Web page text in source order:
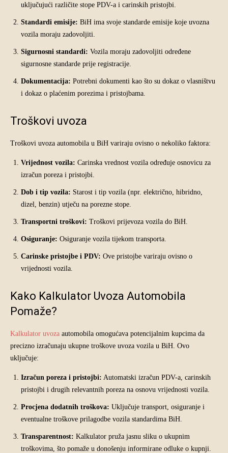
uključujući različite stope PDV-a i carinskih pristojbi.
Standardi emisije: BiH ima svoje standarde emisije koje uvozna
vozila moraju zadovoljiti.
Sigurnosni standardi: Vozila moraju zadovoljiti određene
sigurnosne standarde prije registracije.
Dokumentacija: Potrebni dokumenti kao što su dokaz o vlasništvu
i dokaz o plaćenim porezima i pristojbama.
Troškovi uvoza
Troškovi uvoza automobila u BiH variraju ovisno o nekoliko faktora:
Vrijednost vozila: Carinska vrednost vozila određuje osnovicu za
izračun poreza i pristojbi.
Dob i tip vozila: Starost i tip vozila (npr. električno, hibridno,
dizel, benzin) utječu na porezne stope.
Transportni troškovi: Troškovi prijevoza vozila do BiH.
Osiguranje: Osiguranje vozila tijekom transporta.
Carinske pristojbe i PDV: Ove pristojbe variraju ovisno o
vrijednosti vozila.
Kako Kalkulator Uvoza Automobila
Pomaže?
Kalkulator uvoza automobila omogućava potencijalnim kupcima da
precizno izračunaju ukupne troškove uvoza vozila u BiH. Ovo
uključuje:
Izračun poreza i pristojbi: Automatski izračun PDV-a, carinskih
pristojbi i drugih relevantnih poreza na osnovu vrijednosti vozila.
Procjena dodatnih troškova: Uključuje transport, osiguranje i
eventualne troškove prilagodbe vozila standardima BiH.
Transparentnost: Kalkulator pruža jasnu sliku o ukupnim
troškovima, što pomaže u donošenju informirane odluke o kupnji.